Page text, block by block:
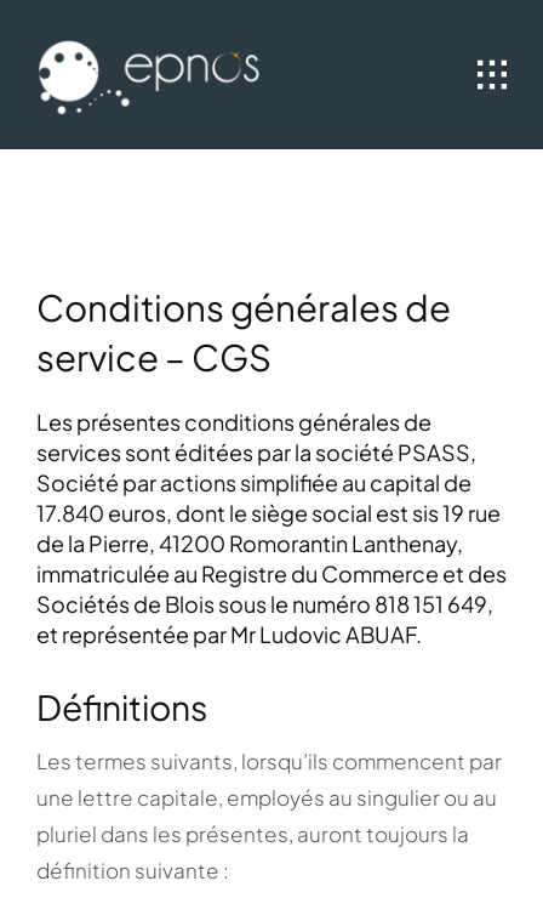
contenu
Conditions générales de
service – CGS
Les présentes conditions générales de
services sont éditées par la société PSASS,
Société par actions simplifiée au capital de
17.840 euros, dont le siège social est sis 19 rue
de la Pierre, 41200 Romorantin Lanthenay,
immatriculée au Registre du Commerce et des
Sociétés de Blois sous le numéro 818 151 649,
et représentée par Mr Ludovic ABUAF.
Définitions
Les termes suivants, lorsqu’ils commencent par
une lettre capitale, employés au singulier ou au
pluriel dans les présentes, auront toujours la
définition suivante :